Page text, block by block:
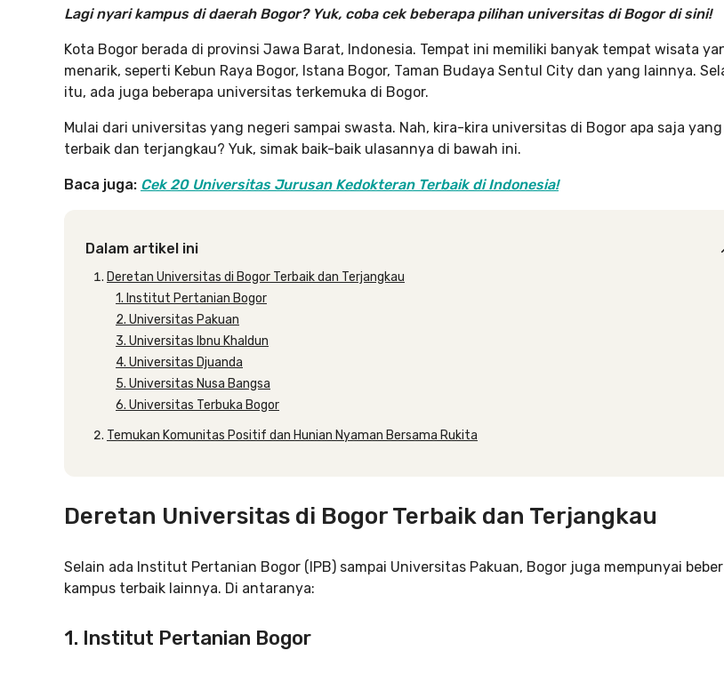
Lagi nyari kampus di daerah Bogor? Yuk, coba cek beberapa pilihan universitas di Bogor di sini!
Kota Bogor berada di provinsi Jawa Barat, Indonesia. Tempat ini memiliki banyak tempat wisata
menarik, seperti Kebun Raya Bogor, Istana Bogor, Taman Budaya Sentul City dan yang lainnya.
itu, ada juga beberapa universitas terkemuka di Bogor.
Mulai dari universitas yang negeri sampai swasta. Nah, kira-kira universitas di Bogor apa saja yang
terbaik dan terjangkau? Yuk, simak baik-baik ulasannya di bawah ini.
Baca juga: Cek 20 Universitas Jurusan Kedokteran Terbaik di Indonesia!
Dalam artikel ini
Deretan Universitas di Bogor Terbaik dan Terjangkau
1. Institut Pertanian Bogor
2. Universitas Pakuan
3. Universitas Ibnu Khaldun
4. Universitas Djuanda
5. Universitas Nusa Bangsa
6. Universitas Terbuka Bogor
Temukan Komunitas Positif dan Hunian Nyaman Bersama Rukita
Deretan Universitas di Bogor Terbaik dan Terjangkau
Selain ada Institut Pertanian Bogor (IPB) sampai Universitas Pakuan, Bogor juga mempunyai
kampus terbaik lainnya. Di antaranya:
1. Institut Pertanian Bogor